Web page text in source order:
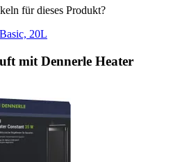
für dieses Produkt?
20L
mit Dennerle Heater